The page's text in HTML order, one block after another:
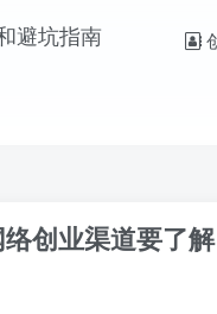
创业渠道要了解